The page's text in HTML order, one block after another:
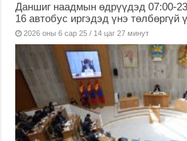
Даншиг наадмын өдрүүдэд 07:00-
16 автобус иргэдэд үнэ төлбөргүй
2026 оны 6 сар 25 / 14 цаг 27 минут